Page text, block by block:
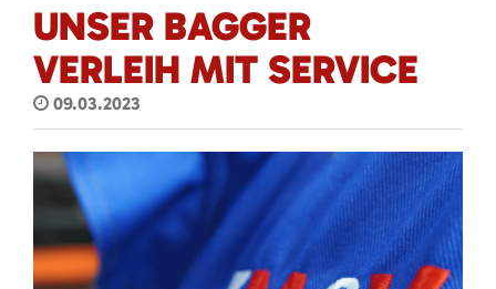
UNSER BAGGER
VERLEIH MIT SERVICE
09.03.2023